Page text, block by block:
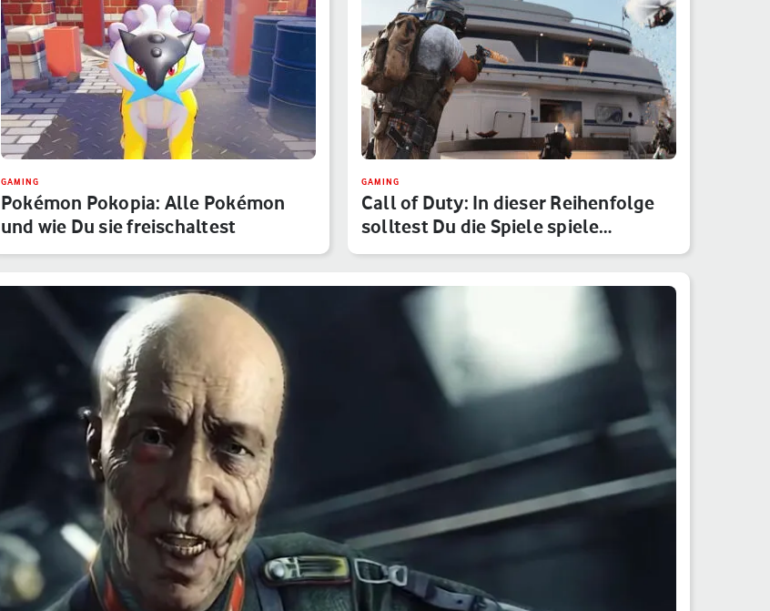
GAMING
Pokémon Pokopia: Alle Pokémon
und wie Du sie freischaltest
GAMING
Call of Duty: In dieser Reihenfolge
solltest Du die Spiele spiele…